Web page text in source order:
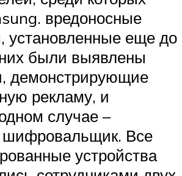
вредоносные
установленные еще до
были выявлены
демонстрирующие
рекламу, и
случае –
Все
устройства